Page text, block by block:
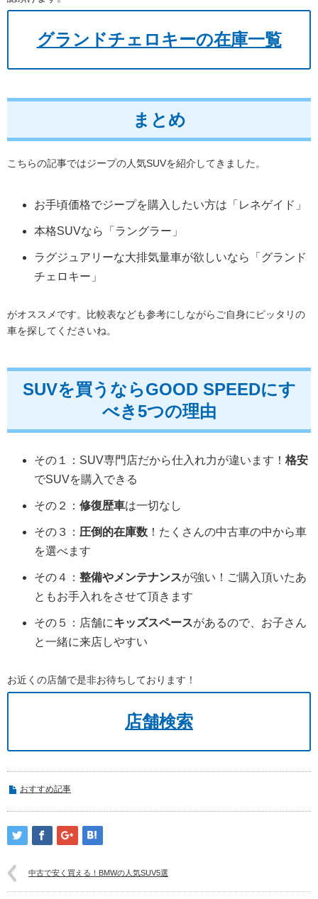
グランドチェロキーの在庫一覧
まとめ
こちらの記事ではジープの人気SUVを紹介してきました。
お手頃価格でジープを購入したい方は「レネゲイド」
本格SUVなら「ラングラー」
ラグジュアリーな大排気量車が欲しいなら「グランド
チェロキー」
がオススメです。比較表なども参考にしながらご自身にピッタリの
車を探してくださいね。
SUVを買うならGOOD SPEEDにす
べき5つの理由
その１：SUV専門店だから仕入れ力が違います！格安
でSUVを購入できる
その２：修復歴車は一切なし
その３：圧倒的在庫数 ！たくさんの中古車の中から車
を選べます
その４：整備やメンテナンスが強い！ご購入頂いたあ
ともお手入れをさせて頂きます
その５：店舗にキッズスペースがあるので、お子さん
と一緒に来店しやすい
お近くの店舗で是非お待ちしております！
店舗検索
おすすめ記事
中古で安く買える！BMWの人気SUV5選